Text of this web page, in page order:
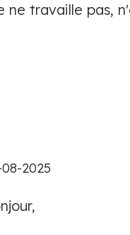
ne travaille pas,
2025